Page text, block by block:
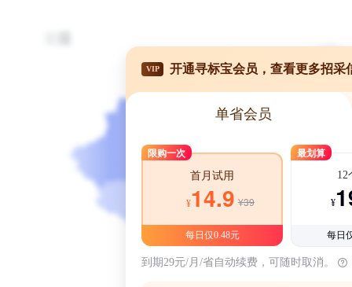
VIP 开通寻标宝会员，查看更多招采
单省会员
限购一次
首月试用
¥14.9 ¥39
每日仅0.48元
最划算
12
¥
每日
到期29元/月/省自动续费，可随时取消。